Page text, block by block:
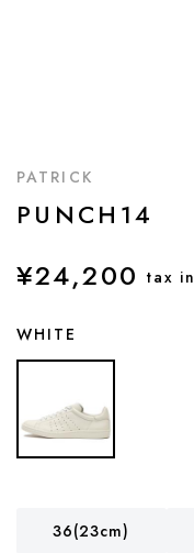
PATRICK
PUNCH14
¥24,200 tax in
WHITE
36(23cm)